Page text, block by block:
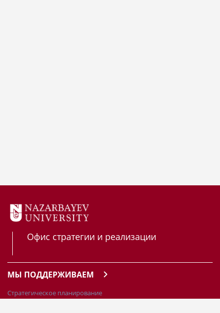
Офис стратегии и реализации
МЫ ПОДДЕРЖИВАЕМ
Стратегическое планирование